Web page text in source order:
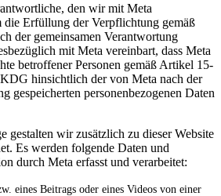
den wir mit Meta
die Erfüllung der Verpflichtung gemäß
der gemeinsamen Verantwortung
mit Meta vereinbart, dass Meta
betroffener Personen gemäß Artikel 15-
hinsichtlich der von Meta nach der
gespeicherten personenbezogenen Daten
gestalten wir zusätzlich zu dieser Website
Es werden folgende Daten und
durch Meta erfasst und verarbeitet:
eines Beitrags oder eines Videos von einer